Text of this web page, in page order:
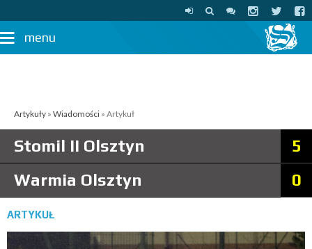
menu
Artykuły » Wiadomości » Artykuł
Stomil II Olsztyn
5
Warmia Olsztyn
0
ARTYKUŁ